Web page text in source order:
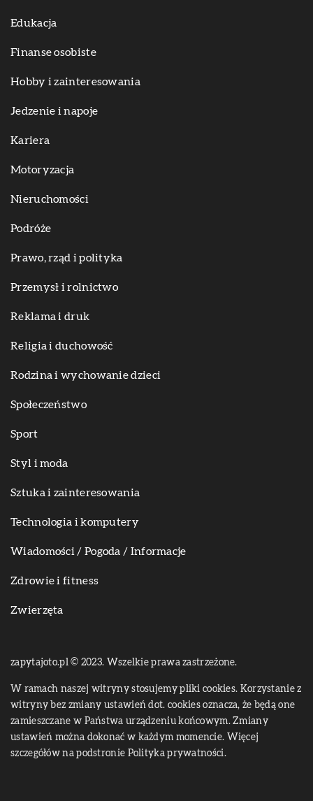
Edukacja
Finanse osobiste
Hobby i zainteresowania
Jedzenie i napoje
Kariera
Motoryzacja
Nieruchomości
Podróże
Prawo, rząd i polityka
Przemysł i rolnictwo
Reklama i druk
Religia i duchowość
Rodzina i wychowanie dzieci
Społeczeństwo
Sport
Styl i moda
Sztuka i zainteresowania
Technologia i komputery
Wiadomości / Pogoda / Informacje
Zdrowie i fitness
Zwierzęta
zapytajoto.pl © 2023. Wszelkie prawa zastrzeżone.
W ramach naszej witryny stosujemy pliki cookies. Korzystanie z
witryny bez zmiany ustawień dot. cookies oznacza, że będą one
zamieszczane w Państwa urządzeniu końcowym. Zmiany
ustawień można dokonać w każdym momencie. Więcej
szczegółów na podstronie Polityka prywatności.